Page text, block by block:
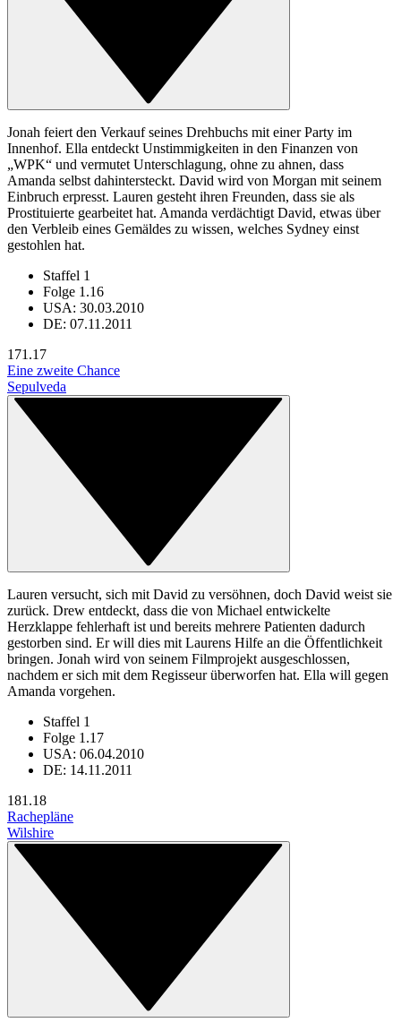
Jonah feiert den Verkauf seines Drehbuchs mit einer Party im
Innenhof. Ella entdeckt Unstimmigkeiten in den Finanzen von
„WPK“ und vermutet Unterschlagung, ohne zu ahnen, dass
Amanda selbst dahintersteckt. David wird von Morgan mit seinem
Einbruch erpresst. Lauren gesteht ihren Freunden, dass sie als
Prostituierte gearbeitet hat. Amanda verdächtigt David, etwas über
den Verbleib eines Gemäldes zu wissen, welches Sydney einst
gestohlen hat.
Staffel 1
Folge 1.16
USA: 30.03.2010
DE: 07.11.2011
171.17
Eine zweite Chance
Sepulveda
Lauren versucht, sich mit David zu versöhnen, doch David weist sie
zurück. Drew entdeckt, dass die von Michael entwickelte
Herzklappe fehlerhaft ist und bereits mehrere Patienten dadurch
gestorben sind. Er will dies mit Laurens Hilfe an die Öffentlichkeit
bringen. Jonah wird von seinem Filmprojekt ausgeschlossen,
nachdem er sich mit dem Regisseur überworfen hat. Ella will gegen
Amanda vorgehen.
Staffel 1
Folge 1.17
USA: 06.04.2010
DE: 14.11.2011
181.18
Rachepläne
Wilshire